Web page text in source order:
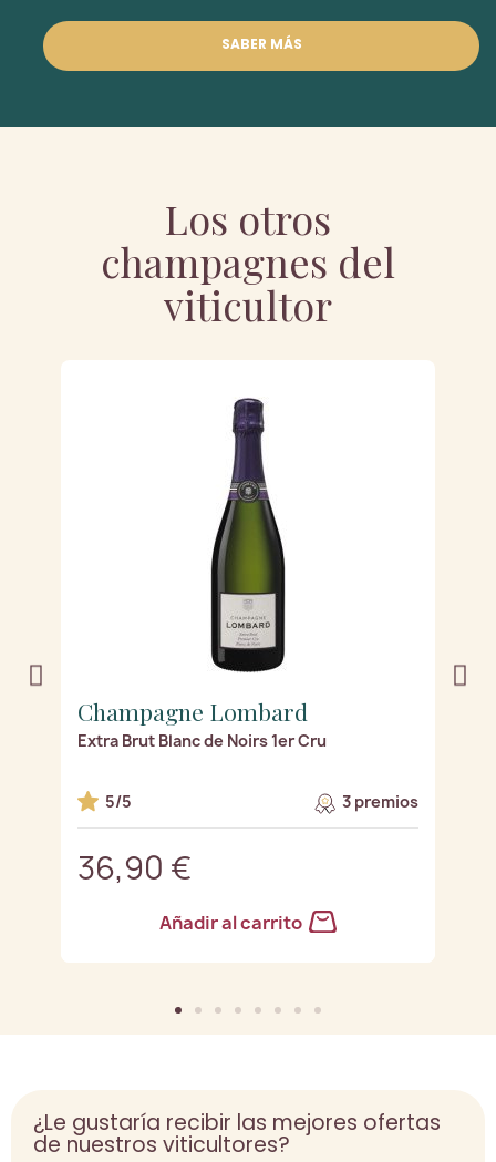
SABER MÁS
Los otros
champagnes del
viticultor
Champagne Lombard
Extra Brut Blanc de Noirs 1er Cru
5/5 3 premios
36,90 €
Añadir al carrito
¿Le gustaría recibir las mejores ofertas
de nuestros viticultores?